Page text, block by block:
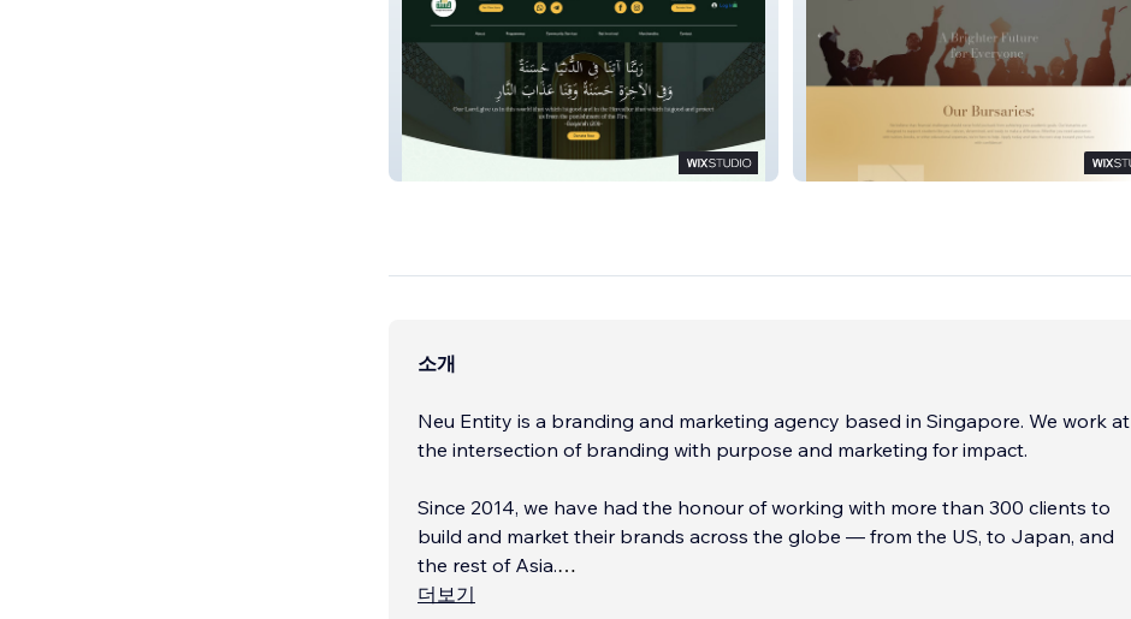
Masjid Hasanah SMJFL
소개
Neu Entity is a branding and marketing agency based in Singapore. We work at
the intersection of branding with purpose and marketing for impact.
Since 2014, we have had the honour of working with more than 300 clients to
build and market their brands across the globe — from the US, to Japan, and
the rest of Asia.
더보기